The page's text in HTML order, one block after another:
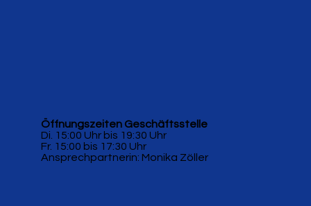
Öffnungszeiten Geschäftsstelle
Di. 15:00 Uhr bis 19:30 Uhr
Fr. 15:00 bis 17:30 Uhr
Ansprechpartnerin: Monika Zöller